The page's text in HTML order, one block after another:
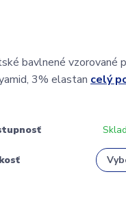
bavlnené vzorované
3% elastan celý